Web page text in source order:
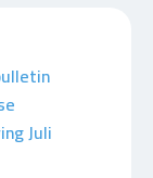
Juli